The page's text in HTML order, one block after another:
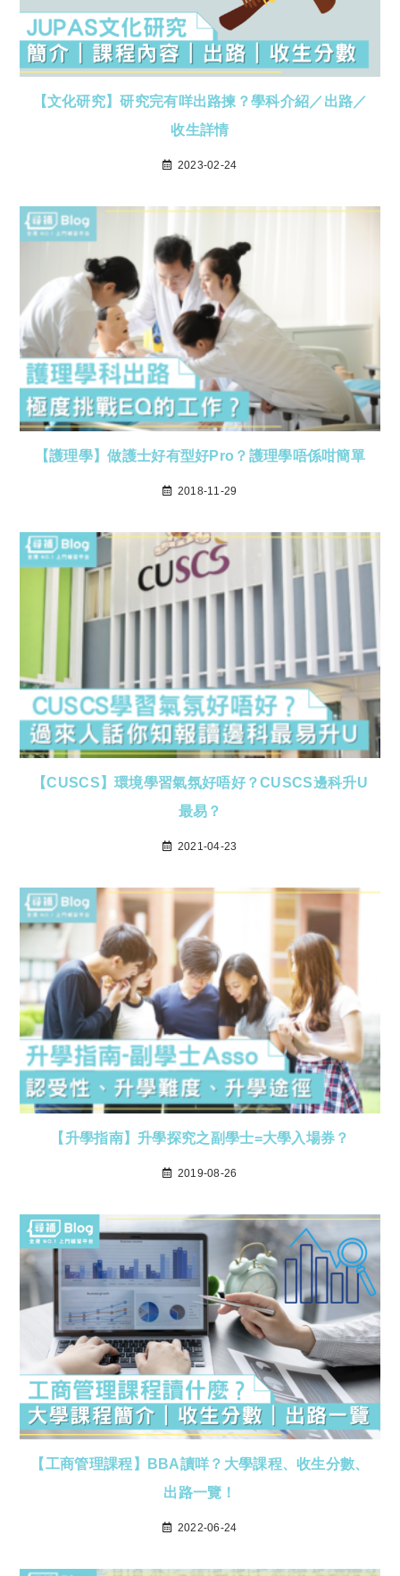
【文化研究】研究完有咩出路揀？學科介紹／出路／
收生詳情
2023-02-24
【護理學】做護士好有型好Pro？護理學唔係咁簡單
2018-11-29
【CUSCS】環境學習氣氛好唔好？CUSCS邊科升U
最易？
2021-04-23
【升學指南】升學探究之副學士=大學入場券？
2019-08-26
【工商管理課程】BBA讀咩？大學課程、收生分數、
出路一覽！
2022-06-24